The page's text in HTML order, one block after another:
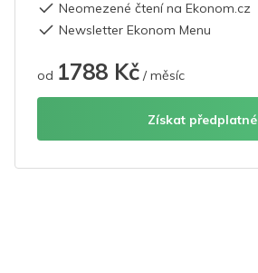
Neomezené čtení na Ekonom.cz
Newsletter Ekonom Menu
od 1788 Kč / měsíc
Získat předplatné